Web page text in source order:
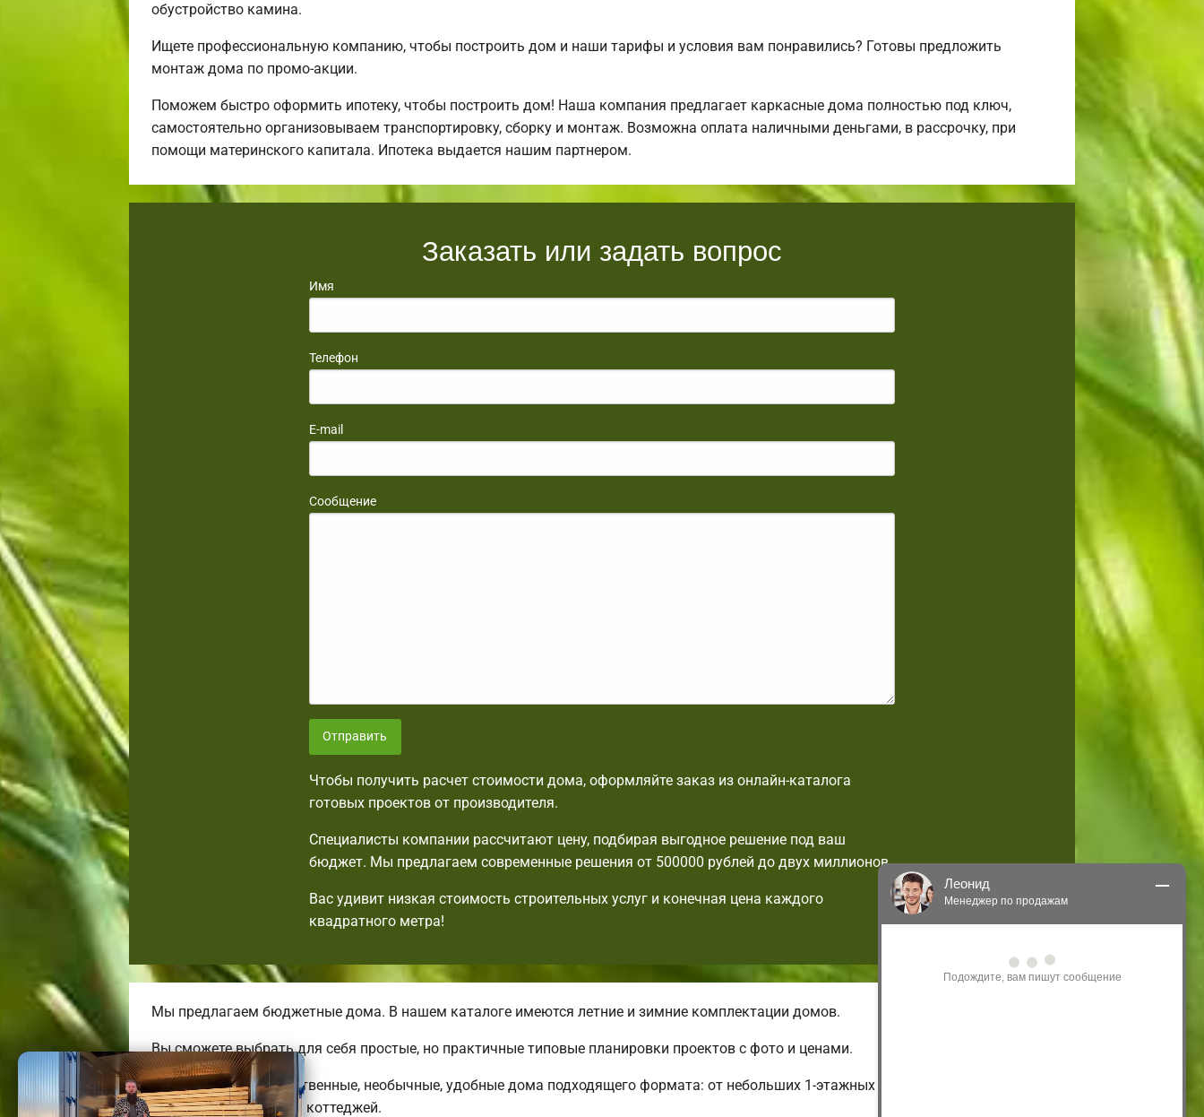
обустройство камина.
Ищете профессиональную компанию, чтобы построить дом и наши тарифы и условия вам понравились? Готовы предложить
монтаж дома по промо-акции.
Поможем быстро оформить ипотеку, чтобы построить дом! Наша компания предлагает каркасные дома полностью под ключ,
самостоятельно организовываем транспортировку, сборку и монтаж. Возможна оплата наличными деньгами, в рассрочку, при
помощи материнского капитала. Ипотека выдается нашим партнером.
Заказать или задать вопрос
Имя
Телефон
E-mail
Сообщение
Отправить
Чтобы получить расчет стоимости дома, оформляйте заказ из онлайн-каталога
готовых проектов от производителя.
Специалисты компании рассчитают цену, подбирая выгодное решение под ваш
бюджет. Мы предлагаем современные решения от 500000 рублей до двух миллионов.
Вас удивит низкая стоимость строительных услуг и конечная цена каждого
квадратного метра!
Мы предлагаем бюджетные дома. В нашем каталоге имеются летние и зимние комплектации домов.
Вы сможете выбрать для себя простые, но практичные типовые планировки проектов с фото и ценами.
Мы предлагаем качественные, необычные, удобные дома подходящего формата: от небольших 1-этажных и бюджетных до
больших трехэтажных коттеджей.
Леонид
Менеджер по продажам
проконсультировать Вас по нашим
акциям и проектам.